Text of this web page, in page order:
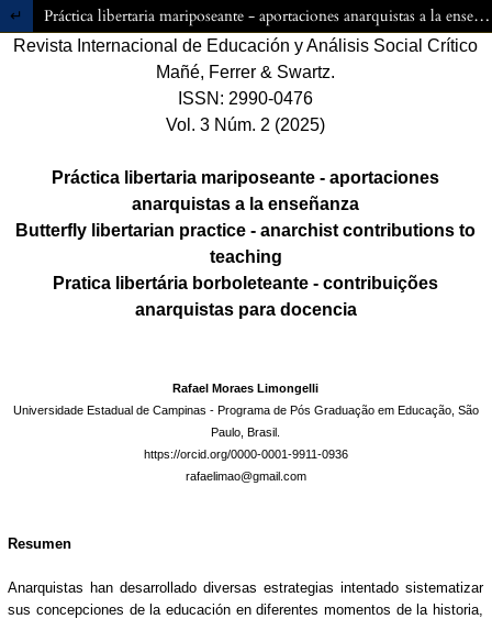
Volver a los detalles del artículo Práctica libertaria mariposeante - aportaciones anarquistas a la enseñanza